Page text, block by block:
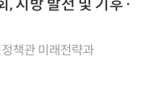
지방 발전 및 기후·
책관 미래전략과